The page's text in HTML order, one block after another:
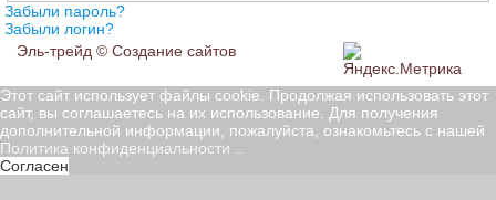
Забыли пароль?
Забыли логин?
Эль-трейд © Создание сайтов
Этот сайт использует файлы cookie. Продолжая использовать этот
сайт, вы соглашаетесь на их использование. Для получения
дополнительной информации, пожалуйста, ознакомьтесь с нашей
Политика конфиденциальности
Согласен